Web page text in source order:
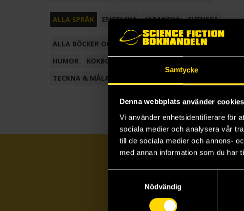
Samtycke
Denna webbplats använder cookies
Vi använder enhetsidentifierare för
sociala medier och analysera vår
till de sociala medier och annons-
med annan information som du har
Nödvändig
ALLA SPRÅK ENGELSKA JAPANSKA SVENSKA
ALLA BÖCKER OCH TECKNADE SERIER ANTOLOGI
HUMOR
KOKBOK
TECKNA & MÅLA